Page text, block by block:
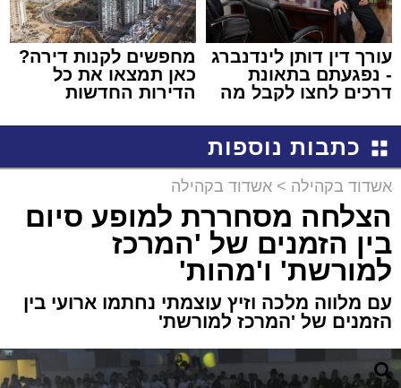
עורך דין דותן לינדנברג
- נפגעתם בתאונת
דרכים לחצו לקבל מה
מחפשים לקנות דירה?
כאן תמצאו את כל
הדירות החדשות
כתבות נוספות
אשדוד בקהילה > אשדוד בקהילה
הצלחה מסחררת למופע סיום
בין הזמנים של 'המרכז
למורשת' ו'מהות'
עם מלווה מלכה וזיץ עוצמתי נחתמו ארועי בין
הזמנים של 'המרכז למורשת'